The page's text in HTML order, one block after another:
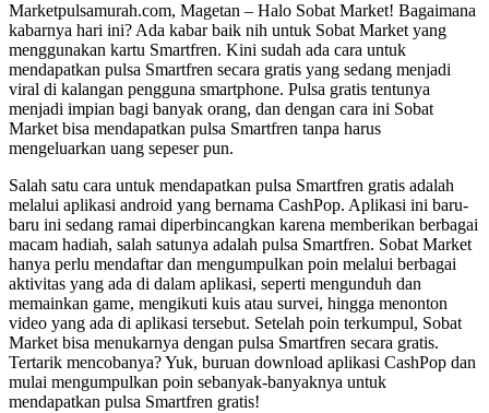
Marketpulsamurah.com, Magetan – Halo Sobat Market! Bagaimana
kabarnya hari ini? Ada kabar baik nih untuk Sobat Market yang
menggunakan kartu Smartfren. Kini sudah ada cara untuk
mendapatkan pulsa Smartfren secara gratis yang sedang menjadi
viral di kalangan pengguna smartphone. Pulsa gratis tentunya
menjadi impian bagi banyak orang, dan dengan cara ini Sobat
Market bisa mendapatkan pulsa Smartfren tanpa harus
mengeluarkan uang sepeser pun.
Salah satu cara untuk mendapatkan pulsa Smartfren gratis adalah
melalui aplikasi android yang bernama CashPop. Aplikasi ini baru-
baru ini sedang ramai diperbincangkan karena memberikan berbagai
macam hadiah, salah satunya adalah pulsa Smartfren. Sobat Market
hanya perlu mendaftar dan mengumpulkan poin melalui berbagai
aktivitas yang ada di dalam aplikasi, seperti mengunduh dan
memainkan game, mengikuti kuis atau survei, hingga menonton
video yang ada di aplikasi tersebut. Setelah poin terkumpul, Sobat
Market bisa menukarnya dengan pulsa Smartfren secara gratis.
Tertarik mencobanya? Yuk, buruan download aplikasi CashPop dan
mulai mengumpulkan poin sebanyak-banyaknya untuk
mendapatkan pulsa Smartfren gratis!